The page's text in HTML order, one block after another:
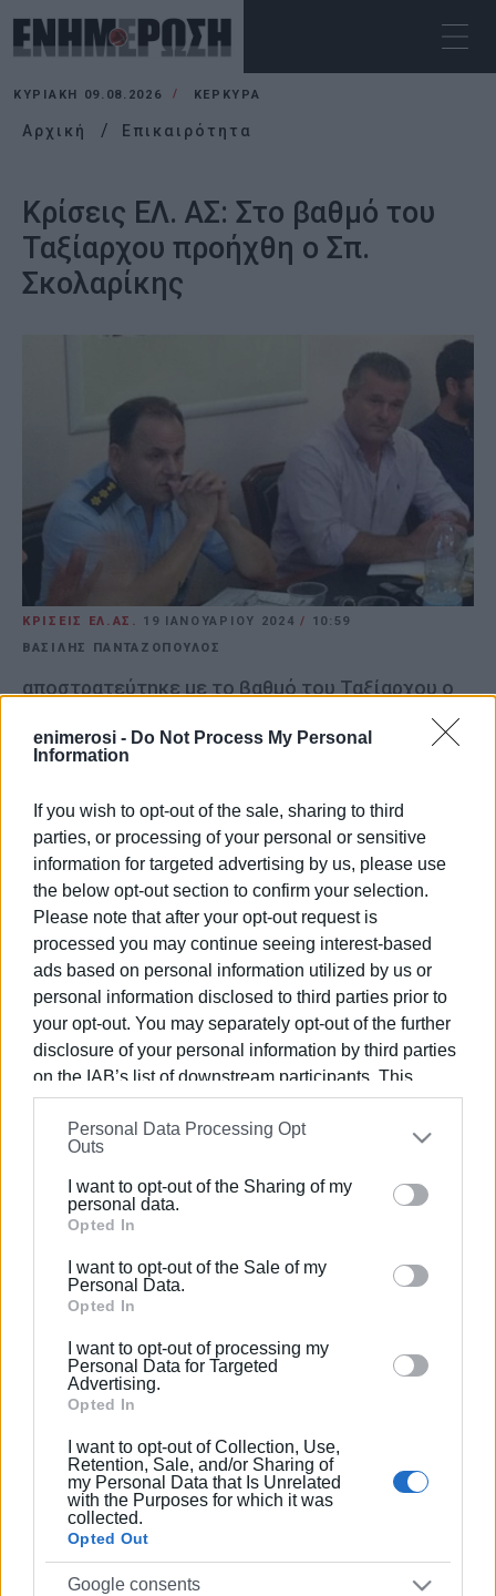
enimerosi - Do Not Process My Personal
Information
If you wish to opt-out of the sale, sharing to third
parties, or processing of your personal or sensitive
information for targeted advertising by us, please use
the below opt-out section to confirm your selection.
Please note that after your opt-out request is
processed you may continue seeing interest-based
ads based on personal information utilized by us or
personal information disclosed to third parties prior to
your opt-out. You may separately opt-out of the further
disclosure of your personal information by third parties
on the IAB’s list of downstream participants. This
information may also be disclosed by us to third parties
on theIAB’s List of Downstream Participants
that may
further disclose it to other third parties.
Please note that this website/app uses one or more
Google services and may gather and store information
behaviour. You may click to grant or deny consent to
Google and its third-party tags to use your data for
section.
Personal Data Processing Opt
Outs
I want to opt-out of the Sharing of my
personal data.
Opted In
I want to opt-out of the Sale of my
Personal Data.
Opted In
I want to opt-out of processing my
Personal Data for Targeted
Advertising.
Opted In
I want to opt-out of Collection, Use,
Retention, Sale, and/or Sharing of
my Personal Data that Is Unrelated
with the Purposes for which it was
collected.
Opted Out
Google consents
ΚΥΡΙΑΚΉ 09.08.2026 ΚΕΡΚΥΡΑ
Αρχική Επικαιρότητα
Κρίσεις ΕΛ. ΑΣ: Στο βαθμό του
Ταξίαρχου προήχθη ο Σπ.
Σκολαρίκης
ΚΡΙΣΕΙΣ ΕΛ.ΑΣ. 19 ΙΑΝΟΥΑΡΊΟΥ 2024/
10:59
ΒΑΣΙΛΗΣ ΠΑΝΤΑΖΟΠΟΥΛΟΣ
αποστρατεύτηκε με το βαθμό του Ταξίαρχου ο
ΚΕΡΚΥΡΑ. Στον βαθμό του Ταξίαρχου προήχθη ο
παραμένει στο Σώμα. Παράλληλα, αποστρατεύτηκε με
το βαθμό του Ταξίαρχου ο Μάνθος Γιαννούλης.
Οι αλλαγές αυτές πραγματοποιήθηκαν στο πλαίσιο των
κρίσεων στις Ένοπλες Δυνάμεις και τα Σώματα
Ασφαλείας.
ΦΩΤΟ ΑΡΧΕΙΟΥ
Εμφανίσεις: 162
ΒΑΣΙΛΗΣ ΠΑΝΤΑΖΟΠΟΥΛΟΣ
Ο Βασίλης Πανταζόπουλος είναι απόφοιτος του
Πανεπιστημίου Αιγαίου (Ρόδος), με ειδίκευση
στις Διεθνείς Σχέσεις. Επιπλέον, είναι κάτοχος
Μεταπτυχιακού Τίτλου από το Πανεπιστήμιο του
Readingστις Στρατηγικές Σπουδές.
Ακολουθήστε το enimerosi στο